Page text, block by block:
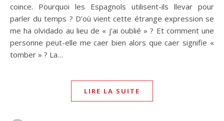
coince. Pourquoi les Espagnols utilisent-ils llevar pour
parler du temps ? D’où vient cette étrange expression se
me ha olvidado au lieu de « j’ai oublié » ? Et comment une
personne peut-elle me caer bien alors que caer signifie «
tomber » ? La…
LIRE LA SUITE